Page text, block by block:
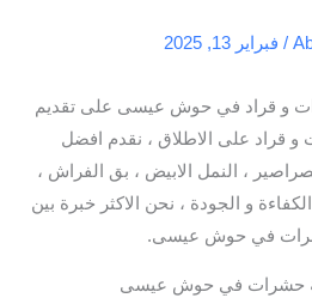
/ فبراير 13, 2025
و قراد في حوش عيسى على تقديم
قراد على الاطلاق ، نقدم افضل
، النمل الابيض ، بق الفراش ،
و الجودة ، نحن الاكثر خبرة بين
في حوش عيسى.
حشرات في حوش عيسى